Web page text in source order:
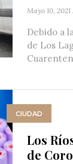
Mayo 10, 2021
Debido a
de Los
CIUDAD
Los
de